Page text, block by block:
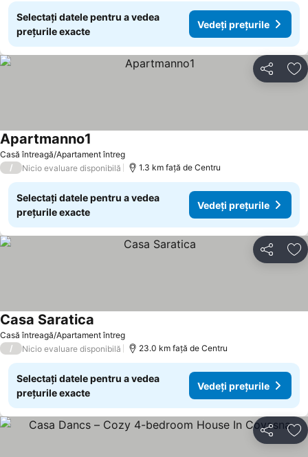
Selectați datele pentru a vedea
prețurile exacte
Vedeți prețurile
Distribuiți
Casă întreagă/Apartament întreg
Apartmanno1
/ Nicio evaluare disponibilă 1.3 km faţă de Centru
Selectați datele pentru a vedea
prețurile exacte
Vedeți prețurile
Distribuiți
Casă întreagă/Apartament întreg
Casa Saratica
/ Nicio evaluare disponibilă 23.0 km faţă de Centru
Selectați datele pentru a vedea
prețurile exacte
Vedeți prețurile
Distribuiți